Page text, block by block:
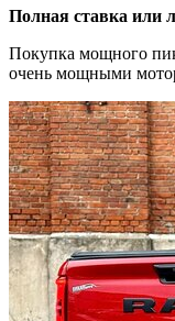
Полная ставка или
Покупка мощного
очень мощными